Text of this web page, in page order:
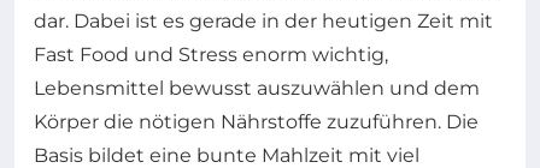
dar. Dabei ist es gerade in der heutigen Zeit mit
Fast Food und Stress enorm wichtig,
Lebensmittel bewusst auszuwählen und dem
Körper die nötigen Nährstoffe zuzuführen. Die
Basis bildet eine bunte Mahlzeit mit viel